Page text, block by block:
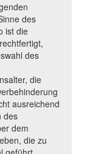
des
ist die
des
die
ausreichend
des
dem
die zu